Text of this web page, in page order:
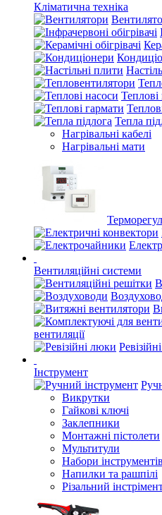
Кліматична техніка
Теплові
Тепла
Нагрівальні кабелі
Нагрівальні мати
Вентиляційні системи
вентиляції
Інструмент
Викрутки
Гайкові ключі
Заклепники
Монтажні пістолети
Мультитули
Набори інструментів
Напилки та рашпілі
Різальний